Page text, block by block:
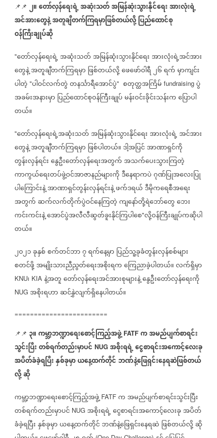
📌📌 ၂။တော်လှန်ရေးရဲ့အဆုံးသတ်အမြန်ဆုံးသွားနိုင်ရေးအားလုံးရဲ့
အင်အားတွေနဲ့အတူချီတက်ကြရမှာဖြစ်တယ်လို့ပြည်ထောင်စု
ဝန်ကြီးချုပ်ဆို
"တော်လှန်ရေးရဲ့အဆုံးသတ်အမြန်ဆုံးသွားနိုင်ရေးအားလုံးရဲ့အင်အား
တွေနဲ့အတူချီတက်ကြရမှာဖြစ်တယ်လို့ဖေဖော်ဝါရီ၂၆ရက်မှာကျင်း
ပါတဲ့ "ပါဝင်လက်တွဲတနင်္သာရီအောင်ပွဲ" စတုတ္ထအကြိမ် fundraising ပွဲ
အခမ်းအနားမှာပြည်ထောင်စုဝန်ကြီးချုပ်မန်းဝင်းခိုင်းသန်းကပြောပါ
တယ်။
"တော်လှန်ရေးရဲ့အဆုံးသတ်အမြန်ဆုံးသွားနိုင်ရေးအားလုံးရဲ့အင်အား
တွေနဲ့အတူချီတက်ကြရမှာဖြစ်ပါတယ်။ဒါ့အပြင်အာဏာရှင်ကို
တွန်းလှန်ရင်းနွေဦးတော်လှန်ရေးအတွက်အသက်ပေးသွားကြတဲ့
ကာကွယ်ရေးတပ်ဖွဲ့ဝင်အာဇာနည်များကိုဒီနေရာကပဲဂုဏ်ပြုအလေးပြု
ပါကြောင်းနဲ့အာဏာရှင်တွန်းလှန်ရင်းနဲ့ဖက်ဒရယ်ဒီမိုကရေစီအရေး
အတွက်ဆက်လက်တိုက်ပွဲဝင်နေကြတဲ့ကျနော်တို့ရဲဘော်တွေဘေး
ကင်းကင်းနဲ့အောင်ပွဲအလီလီဆွတ်ခူးနိုင်ကြပါစေ"လို့ဝန်ကြီးချုပ်ကဆိုပါ
တယ်။
၂၀၂၁ခုနှစ်စက်တင်ဘာ၇ရက်နေ့မှာပြည်သူ့ခုခံတွန်းလှန်စစ်များ
စတင်ဖို့အမျိုးသားညီညွတ်ရေးအစိုးရကကြေညာခဲ့ပါတယ်။လက်ရှိမှာ
KNU၊ KIA နဲ့အတူတော်လှန်ရေးအင်အားစုများနဲ့နွေဦးတော်လှန်ရေးကို
NUG အစိုးရဟာဆင်နွှဲလျက်ရှိနေပါတယ်။
========================
📌📌 ၃။ကမ္ဘာ့ဘဏ္ဍာရေးစောင့်ကြည့်အဖွဲ့ FATF ကအမည်ပျက်စာရင်း
သွင်းပြီးတစ်ရက်တည်းမှာပင် NUG အစိုးရရဲ့ငွေစာရင်းအကောင့်လေးခု
အပိတ်ခံခဲ့ရပြီးနှစ်ခုမှာယနေ့ထက်တိုင်ဘဏ်နဲ့ဖြေရှင်းနေရဆဲဖြစ်တယ်
လို့ဆို
ကမ္ဘာ့ဘဏ္ဍာရေးစောင့်ကြည့်အဖွဲ့ FATF ကအမည်ပျက်စာရင်းသွင်းပြီး
တစ်ရက်တည်းမှာပင် NUG အစိုးရရဲ့ငွေစာရင်းအကောင့်လေးခုအပိတ်
ခံခဲ့ရပြီးနှစ်ခုမှာယနေ့ထက်တိုင်ဘဏ်နဲ့ဖြေရှင်းနေရဆဲ ဖြစ်တယ်လို့ဆို